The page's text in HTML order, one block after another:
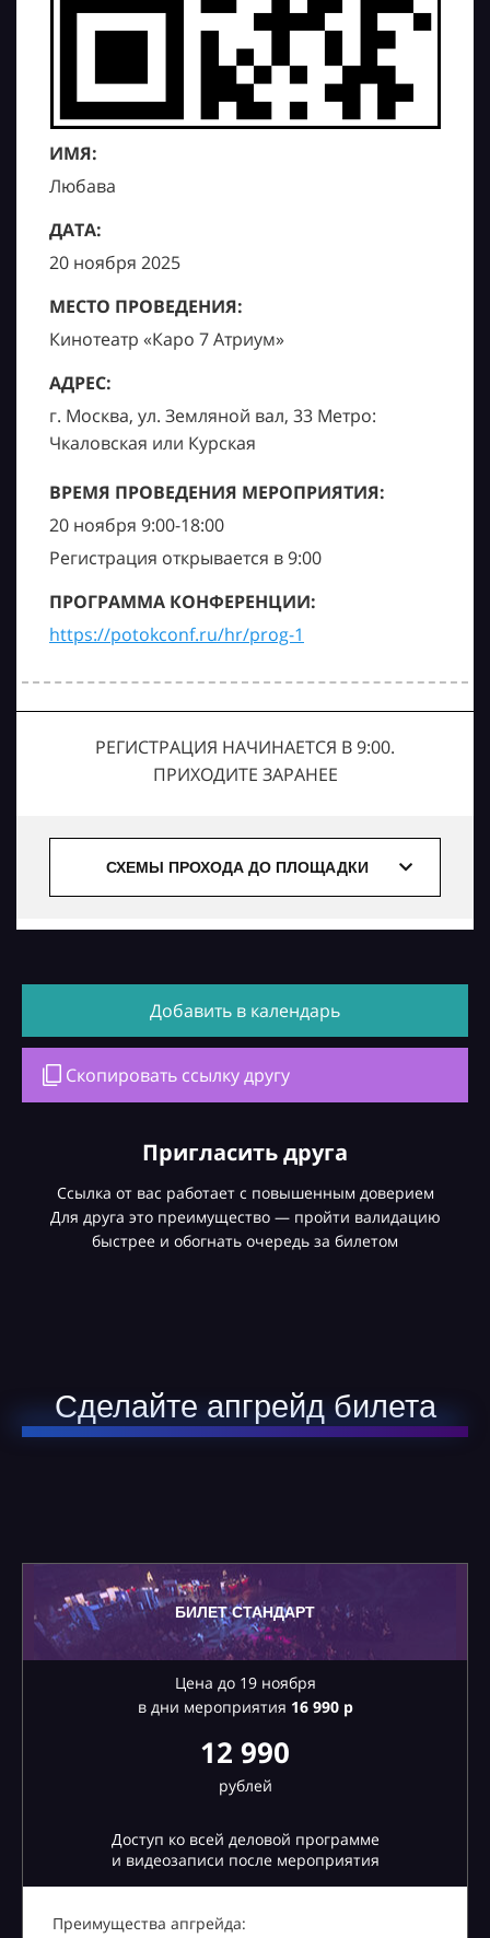
ИМЯ:
Любава
ДАТА:
20 ноября 2025
МЕСТО ПРОВЕДЕНИЯ:
Кинотеатр «Каро 7 Атриум»
АДРЕС:
г. Москва, ул. Земляной вал, 33 Метро:
Чкаловская или Курская
ВРЕМЯ ПРОВЕДЕНИЯ МЕРОПРИЯТИЯ:
20 ноября 9:00-18:00
Регистрация открывается в 9:00
ПРОГРАММА КОНФЕРЕНЦИИ:
https://potokconf.ru/hr/prog-1
РЕГИСТРАЦИЯ НАЧИНАЕТСЯ В 9:00.
ПРИХОДИТЕ ЗАРАНЕЕ
СХЕМЫ ПРОХОДА ДО ПЛОЩАДКИ
Добавить в календарь
Скопировать ссылку другу
Пригласить друга
Ссылка от вас работает с повышенным доверием
Для друга это преимущество — пройти валидацию
быстрее и обогнать очередь за билетом
Сделайте апгрейд билета
БИЛЕТ СТАНДАРТ
Цена до 19 ноября
в дни мероприятия 16990 р
12 990
рублей
Доступ ко всей деловой программе
и видеозаписи после мероприятия
Преимущества апгрейда: